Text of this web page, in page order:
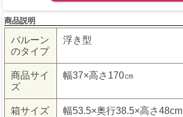
商品説明
バルーン
のタイプ
浮き型
商品サイ
ズ
幅37×高さ170㎝
箱サイズ 幅53.5×奥行38.5×高さ48cm